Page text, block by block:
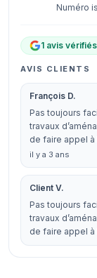
Numéro
1 avis
AVIS CLIENTS
François D.
Pas toujours
travaux
de faire appel
il y a 3 ans
Client V.
Pas toujours
travaux
de faire appel